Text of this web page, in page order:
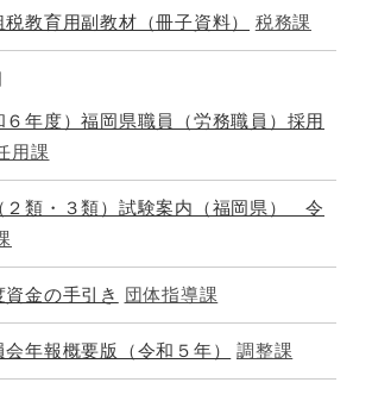
教育用副教材（冊子資料） 税務課
６年度）福岡県職員（労務職員）採用
用課
２類・３類）試験案内（福岡県） 令
金の手引き 団体指導課
年報概要版（令和５年） 調整課